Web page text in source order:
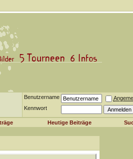
Benutzername
Kennwort
Heutige Beiträge